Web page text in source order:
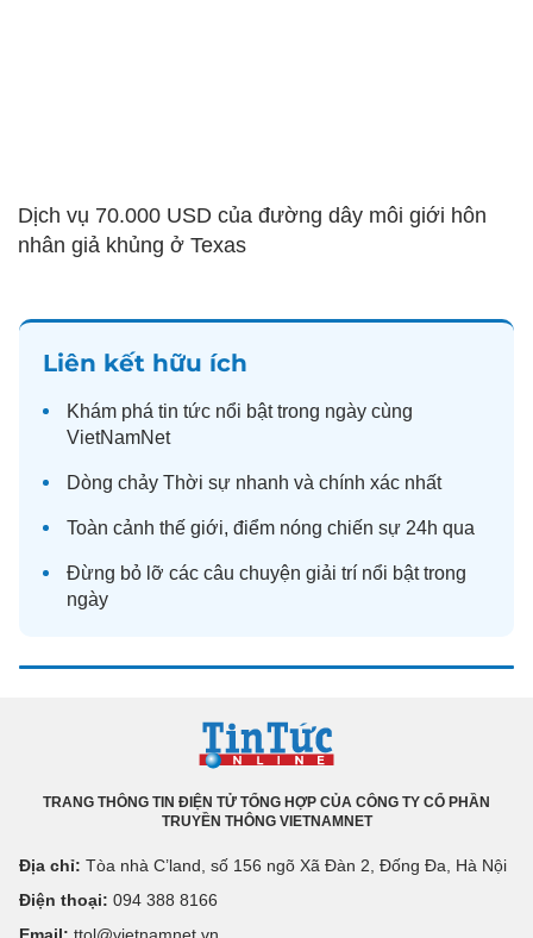
Dịch vụ 70.000 USD của đường dây môi giới hôn
nhân giả khủng ở Texas
Liên kết hữu ích
Khám phá tin tức nổi bật trong ngày cùng
VietNamNet
Dòng chảy Thời sự nhanh và chính xác nhất
Toàn cảnh thế giới, điểm nóng chiến sự 24h qua
Đừng bỏ lỡ các câu chuyện giải trí nổi bật trong
ngày
TRANG THÔNG TIN ĐIỆN TỬ TỔNG HỢP CỦA CÔNG TY CỔ PHẦN
TRUYỀN THÔNG VIETNAMNET
Địa chỉ: Tòa nhà C’land, số 156 ngõ Xã Đàn 2, Đống Đa, Hà Nội
Điện thoại: 094 388 8166